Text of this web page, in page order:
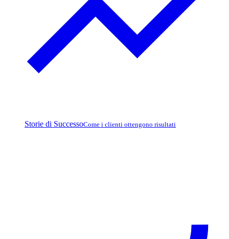
Storie di SuccessoCome i clienti ottengono risultati